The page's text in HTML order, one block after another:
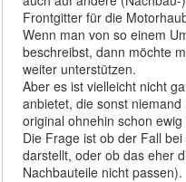
Frontgitter für die
Wenn man von so einem
beschreibst, dann möchte
weiter unterstützen.
Aber es ist vielleicht nicht
anbietet, die sonst
original ohnehin schon
Die Frage ist ob der Fall
darstellt, oder ob das eher
Nachbauteile nicht passen).